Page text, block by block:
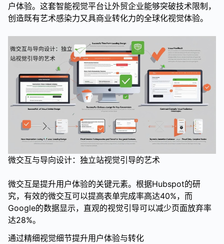
户体验。这套智能视觉平台让外贸企业能够突破技术限制，
创造既有艺术感染力又具商业转化力的全球化视觉体验。
微交互与导向设计：独立站视觉引导的艺术
微交互是提升用户体验的关键元素。根据Hubspot的研
究，有效的微交互可以提高表单完成率高达40%，而
Google的数据显示，直观的视觉引导可以减少页面放弃率
达28%。
通过精细视觉细节提升用户体验与转化